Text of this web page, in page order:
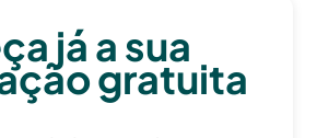
já a sua
gratuita